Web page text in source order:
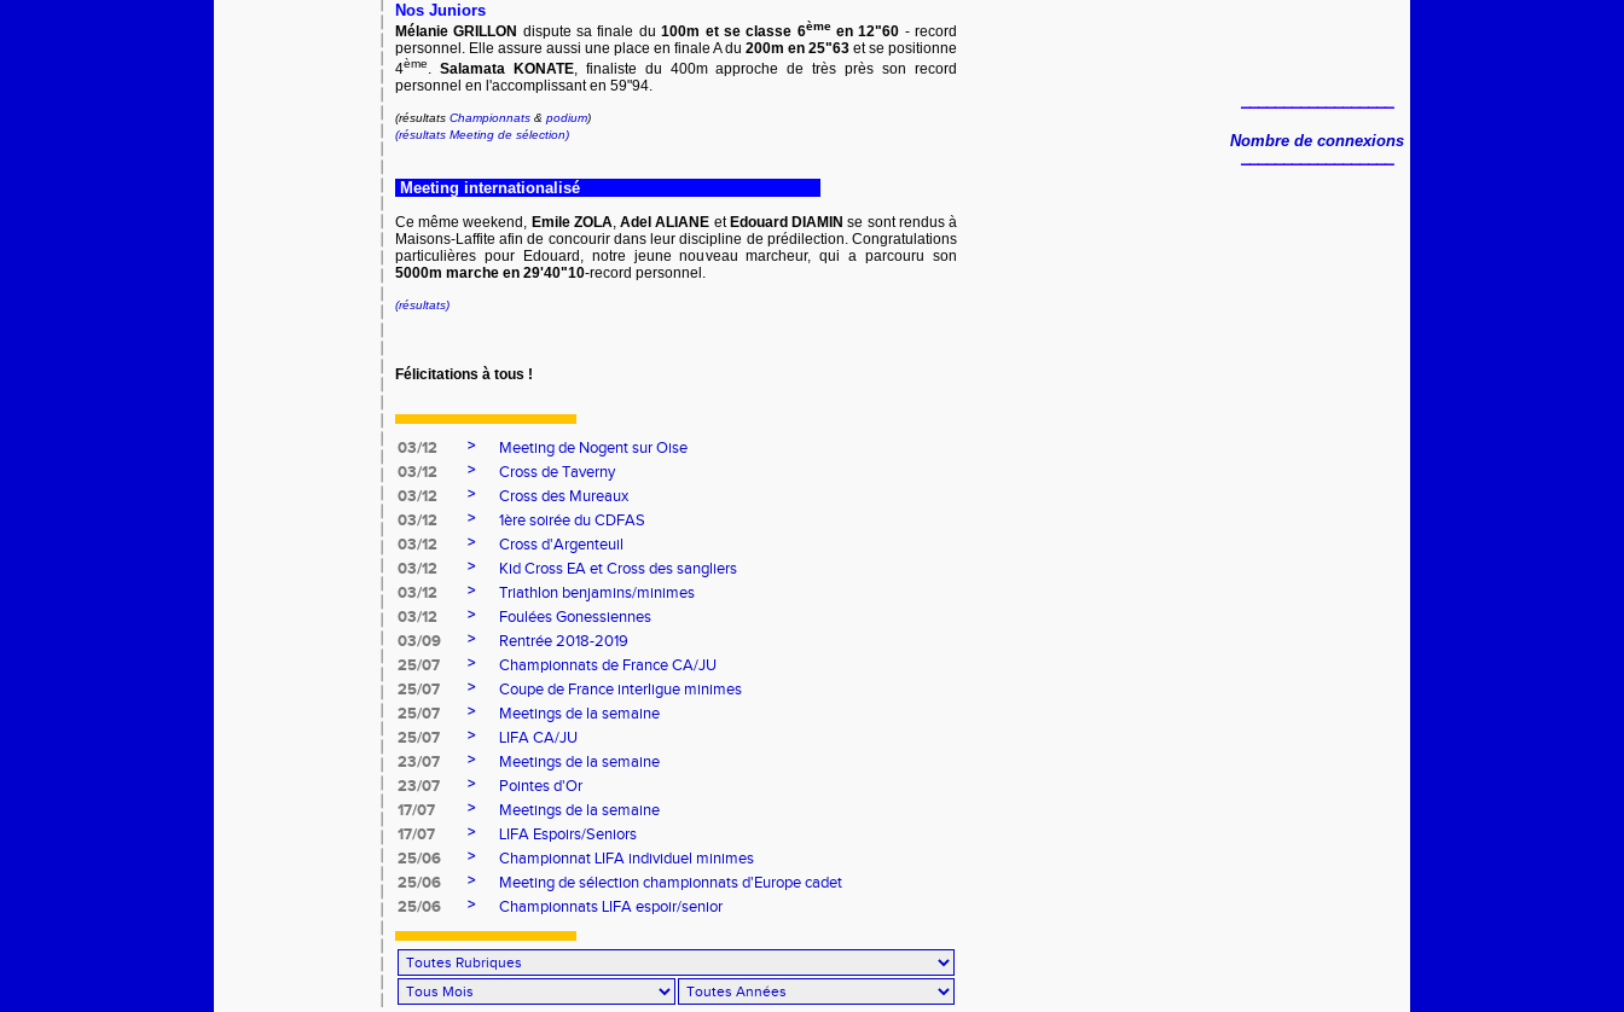
Nos Juniors
Mélanie GRILLON dispute sa finale du100m et se classe 6èmeen 12"60 - record
personnel. Elle assure aussi une place en finale A du 200m en 25"63 et se positionne
4ème. Salamata KONATE, finaliste du 400m approche de très près son record
personnel en l'accomplissant en 59"94.
(résultats Championnats & podium)
(résultats Meeting de sélection)
Meeting internationalisé
Ce même weekend, Emile ZOLA,Adel ALIANE et Edouard DIAMIN se sont rendus à
Maisons-Laffite afin de concourir dans leur discipline de prédilection. Congratulations
particulières pour Edouard, notre jeune nouveau marcheur, qui a parcouru son
5000m marche en 29'40"10-record personnel.
(résultats)
Félicitations à tous !
03/12 >
Meeting de Nogent sur Oise
03/12
>
Cross de Taverny
03/12
>
Cross des Mureaux
03/12
>
1ère soirée du CDFAS
03/12
>
Cross d'Argenteuil
03/12
>
Kid Cross EA et Cross des sangliers
03/12
>
Triathlon benjamins/minimes
03/12
>
Foulées Gonessiennes
03/09
>
Rentrée 2018-2019
25/07
>
Championnats de France CA/JU
25/07
>
Coupe de France interligue minimes
25/07
>
Meetings de la semaine
25/07
>
LIFA CA/JU
23/07
>
Meetings de la semaine
23/07
>
Pointes d'Or
17/07
>
Meetings de la semaine
17/07
>
LIFA Espoirs/Seniors
25/06
>
Championnat LIFA individuel minimes
25/06
>
Meeting de sélection championnats d'Europe cadet
25/06
> Championnats LIFA espoir/senior
__________________
Nombre de connexions
__________________